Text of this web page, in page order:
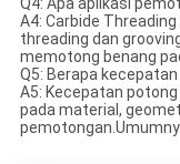
Q4: Apa aplikasi
A4: Carbide
threading dan
memotong benang
Q5: Berapa
A5: Kecepatan
pada material,